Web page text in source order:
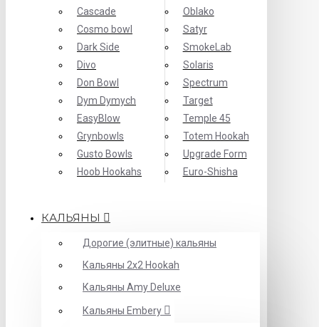
Cascade
Cosmo bowl
Dark Side
Divo
Don Bowl
Dym Dymych
EasyBlow
Grynbowls
Gusto Bowls
Hoob Hookahs
Oblako
Satyr
SmokeLab
Solaris
Spectrum
Target
Temple 45
Totem Hookah
Upgrade Form
Еuro-Shisha
КАЛЬЯНЫ
Дорогие (элитные) кальяны
Кальяны 2х2 Hookah
Кальяны Amy Deluxe
Кальяны Embery